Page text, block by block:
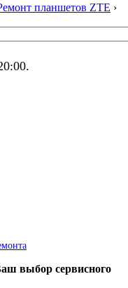
планшетов ZTE ›
выбор сервисного